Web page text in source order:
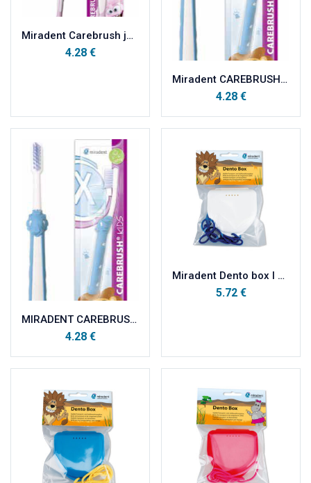
Miradent Carebrush junior 6-12 god, plava četkica
4.28 €
Miradent CAREBRUSH KIDS 2-6 god,plava četkica
4.28 €
MIRADENT CAREBRUSH KIDS 2-6 godina roza četkica
4.28 €
Miradent Dento box I kutijica za odlaganje ortodontskih radova BIJELA
5.72 €